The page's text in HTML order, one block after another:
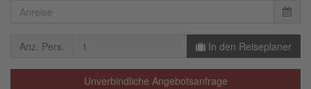
Anz. Pers. In den Reiseplaner
Unverbindliche Angebotsanfrage